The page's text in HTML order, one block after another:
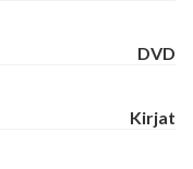
DVD
Kirjat